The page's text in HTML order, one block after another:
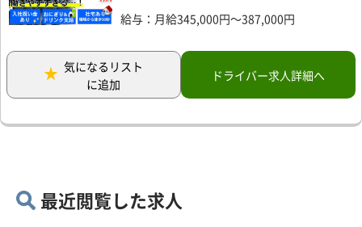
給与：月給345,000円～387,000円
気になるリスト
に追加
ドライバー求人詳細へ
最近閲覧した求人